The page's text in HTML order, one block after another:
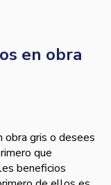
en obra
obra gris o desees
que
beneficios